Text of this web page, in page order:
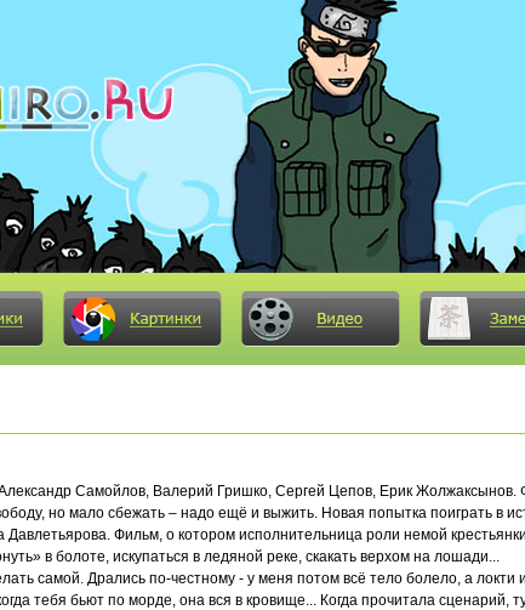
Самойлов, Валерий Гришко, Сергей Цепов, Ерик Жолжаксынов.
но мало сбежать – надо ещё и выжить. Новая попытка поиграть в
Фильм, о котором исполнительница роли немой крестьянки
в болоте, искупаться в ледяной реке, скакать верхом на лошади...
самой. Дрались по-честному - у меня потом всё тело болело, а локти и
тебя бьют по морде, она вся в кровище... Когда прочитала сценарий,